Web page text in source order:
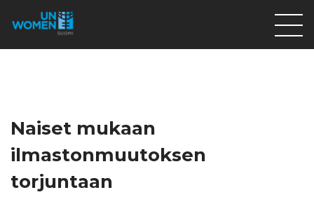
Mitä teemme
Ajankohtaista
Tietoa meistä
Naiset mukaan
ilmastonmuutoksen
torjuntaan